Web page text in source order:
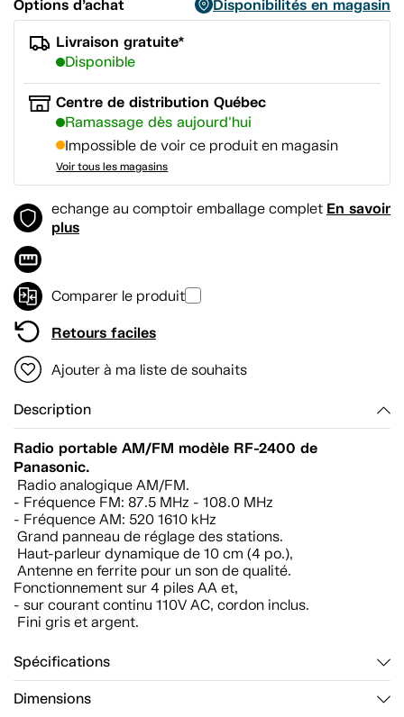
Options d’achat
Disponibilités en magasin
Livraison gratuite*
Disponible
Centre de distribution Québec
Ramassage dès aujourd'hui
Impossible de voir ce produit en magasin
Voir tous les magasins
echange au comptoir emballage complet En savoir
plus
Comparer le produit
Retours faciles
Ajouter à ma liste de souhaits
Description
Radio portable AM/FM modèle RF-2400 de
Panasonic.
Radio analogique AM/FM.
- Fréquence FM: 87.5 MHz - 108.0 MHz
- Fréquence AM: 520 1610 kHz
Grand panneau de réglage des stations.
Haut-parleur dynamique de 10 cm (4 po.),
Antenne en ferrite pour un son de qualité.
Fonctionnement sur 4 piles AA et,
- sur courant continu 110V AC, cordon inclus.
Fini gris et argent.
Spécifications
Dimensions